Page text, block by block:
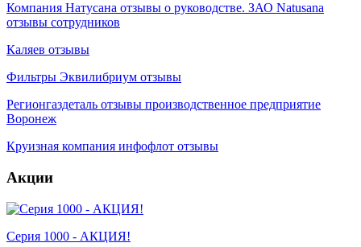
Компания Натусана отзывы о руководстве. ЗАО Natusana
отзывы сотрудников
Каляев отзывы
Фильтры Эквилибриум отзывы
Регионгаздеталь отзывы производственное предприятие
Воронеж
Круизная компания инфофлот отзывы
Акции
Серия 1000 - АКЦИЯ!